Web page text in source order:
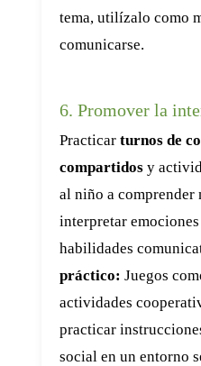
tema, utilízalo como
comunicarse.
6. Promover la
Practicar turnos de
compartidos y
al niño a comprender
interpretar
habilidades
práctico: Juegos
actividades
practicar
social en un entorno